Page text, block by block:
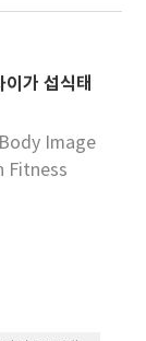
.년에 따른
석을
기 간 관
석결과 학
고등학생
이가 나타
이를 가장
로 과제난
정적인 관
가 섭식태
Image
Fitness